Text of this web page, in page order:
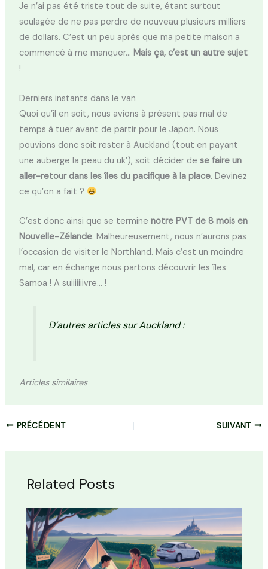
Je n’ai pas été triste tout de suite, étant surtout
soulagée de ne pas perdre de nouveau plusieurs milliers
de dollars. C’est un peu après que ma petite maison a
commencé à me manquer… Mais ça, c’est un autre sujet
!
Derniers instants dans le van
Quoi qu’il en soit, nous avions à présent pas mal de
temps à tuer avant de partir pour le Japon. Nous
pouvions donc soit rester à Auckland (tout en payant
une auberge la peau du uk’), soit décider de se faire un
aller-retour dans les îles du pacifique à la place. Devinez
ce qu’on a fait ?
C’est donc ainsi que se termine notre PVT de 8 mois en
Nouvelle-Zélande. Malheureusement, nous n’aurons pas
l’occasion de visiter le Northland. Mais c’est un moindre
mal, car en échange nous partons découvrir les îles
Samoa ! A suiiiiiiivre… !
D’autres articles sur Auckland :
Articles similaires
PRÉCÉDENT SUIVANT
Related Posts